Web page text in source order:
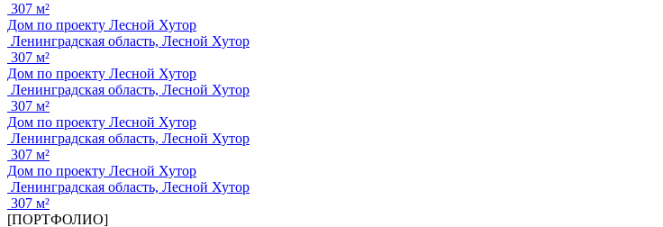
307 м²
Дом по проекту Лесной Хутор
Ленинградская область, Лесной Хутор
307 м²
Дом по проекту Лесной Хутор
Ленинградская область, Лесной Хутор
307 м²
Дом по проекту Лесной Хутор
Ленинградская область, Лесной Хутор
307 м²
Дом по проекту Лесной Хутор
Ленинградская область, Лесной Хутор
307 м²
[ПОРТФОЛИО]